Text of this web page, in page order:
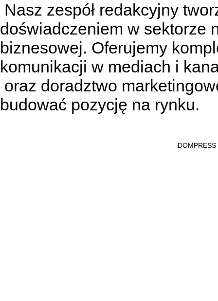
Nasz zespół redakcyjny
doświadczeniem w sektorze
biznesowej. Oferujemy
komunikacji w mediach i
oraz doradztwo
budować pozycję na rynku.